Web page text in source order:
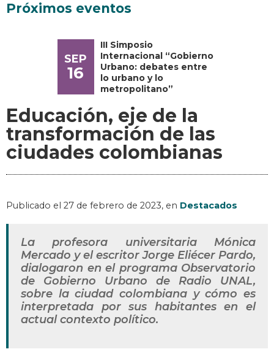
Próximos eventos
SEP
16
III Simposio
Internacional “Gobierno
Urbano: debates entre
lo urbano y lo
metropolitano”
Educación, eje de la
transformación de las
ciudades colombianas
Publicado el 27 de febrero de 2023, en Destacados
La profesora universitaria Mónica
Mercado y el escritor Jorge Eliécer Pardo,
dialogaron en el programa Observatorio
de Gobierno Urbano de Radio UNAL,
sobre la ciudad colombiana y cómo es
interpretada por sus habitantes en el
actual contexto político.